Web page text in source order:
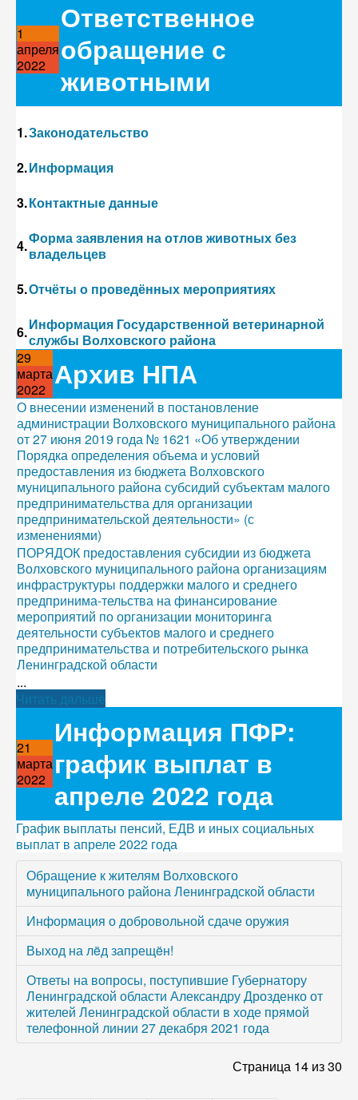
1
апреля
2022
Ответственное
обращение с
животными
1.Законодательство
2.Информация
3.Контактные данные
4.Форма заявления на отлов животных без
владельцев
5.Отчёты о проведённых мероприятиях
6.Информация Государственной ветеринарной
службы Волховского района
29
марта
2022 Архив НПА
О внесении изменений в постановление
администрации Волховского муниципального района
от 27 июня 2019 года № 1621 «Об утверждении
Порядка определения объема и условий
предоставления из бюджета Волховского
муниципального района субсидий субъектам малого
предпринимательства для организации
предпринимательской деятельности» (с
изменениями)
ПОРЯДОК предоставления субсидии из бюджета
Волховского муниципального района организациям
инфраструктуры поддержки малого и среднего
предпринима-тельства на финансирование
мероприятий по организации мониторинга
деятельности субъектов малого и среднего
предпринимательства и потребительского рынка
Ленинградской области
...
Читать дальше
21
марта
2022
Информация ПФР:
график выплат в
апреле 2022 года
График выплаты пенсий, ЕДВ и иных социальных
выплат в апреле 2022 года
Обращение к жителям Волховского
муниципального района Ленинградской области
Информация о добровольной сдаче оружия
Выход на лëд запрещëн!
Ответы на вопросы, поступившие Губернатору
Ленинградской области Александру Дрозденко от
жителей Ленинградской области в ходе прямой
телефонной линии 27 декабря 2021 года
Страница 14 из 30